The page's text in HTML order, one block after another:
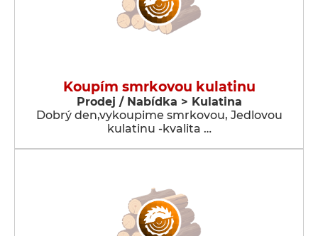
Koupím smrkovou kulatinu
Prodej / Nabídka > Kulatina
Dobrý den,vykoupime smrkovou, Jedlovou
kulatinu -kvalita …